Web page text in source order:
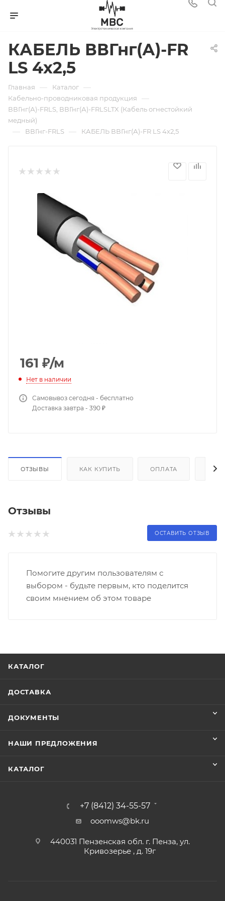
КАБЕЛЬ ВВГнг(А)-FR
LS 4х2,5
Главная — Каталог —
Кабельно-проводниковая продукция —
ВВГнг(А)-FRLS, ВВГнг(А)-FRLSLTX (Кабель огнестойкий
медный)
— ВВГнг-FRLS — КАБЕЛЬ ВВГнг(А)-FR LS 4х2,5
161 ₽/м
Нет в наличии
Самовывоз сегодня - бесплатно
Доставка завтра - 390 ₽
ОТЗЫВЫ КАК КУПИТЬ ОПЛАТА
Отзывы
ОСТАВИТЬ ОТЗЫВ
Помогите другим пользователям с
выбором - будьте первым, кто поделится
своим мнением об этом товаре
КАТАЛОГ
ДОСТАВКА
ДОКУМЕНТЫ
НАШИ ПРЕДЛОЖЕНИЯ
КАТАЛОГ
+7 (8412) 34-55-57
ooomws@bk.ru
440031 Пензенская обл. г. Пенза, ул.
Кривозерье , д. 19г